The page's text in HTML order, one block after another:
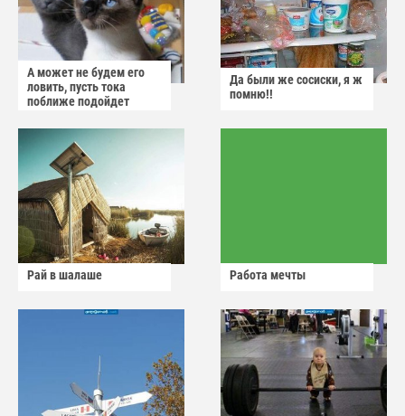
А может не будем его
ловить, пусть тока
поближе подойдет
Да были же сосиски, я ж
помню!!
Рай в шалаше Работа мечты